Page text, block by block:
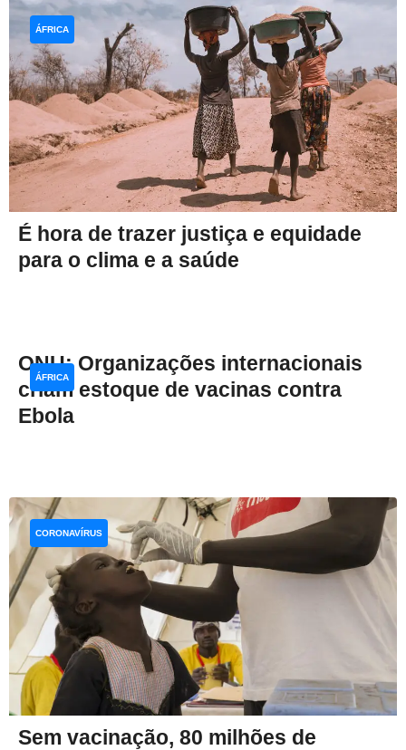
É hora de trazer justiça e equidade
para o clima e a saúde
ÁFRICA
ONU: Organizações internacionais
criam estoque de vacinas contra
Ebola
ÁFRICA
Sem vacinação, 80 milhões de
CORONAVÍRUS